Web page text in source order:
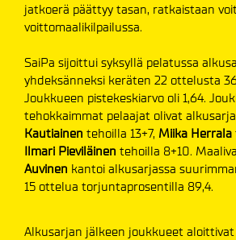
jatkoerä päättyy tasan, ratkaistaan
voittomaalikilpailussa.
SaiPa sijoittui syksyllä pelatussa
yhdeksänneksi keräten 22 ottelusta
Joukkueen pistekeskiarvo oli 1,64.
tehokkaimmat pelaajat olivat
Kautiainen tehoilla 13+7, Miika Herrala
Ilmari Pieviläinen tehoilla 8+10.
Auvinen kantoi alkusarjassa
15 ottelua torjuntaprosentilla 89,4.
Alkusarjan jälkeen joukkueet